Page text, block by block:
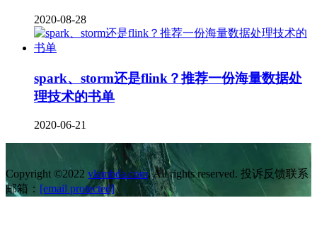
2020-08-28
spark、storm还是flink？推荐一份海量数据处
理技术的书单
2020-06-21
Copyright ©2022 vlambda.com. All rights reserved. 投诉反馈联系
邮箱： [email protected]